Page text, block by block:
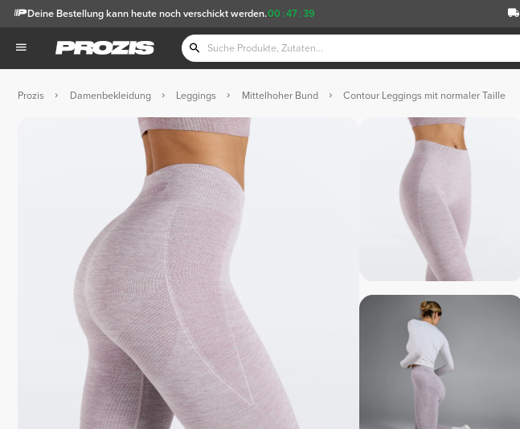
00 :47 :38
Deine Bestellung kann heute noch verschickt werden.
Prozis Damenbekleidung Leggings Mittelhoher Bund Contour Leggings mit normaler Taille